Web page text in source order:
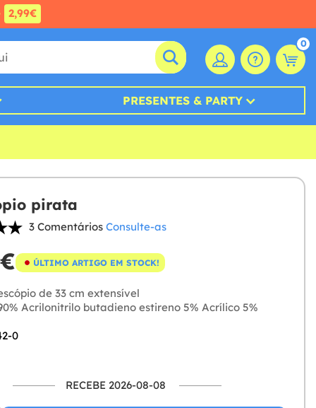
2,99€
0
PRESENTES & PARTY
pirata
3 Comentários Consulte-as
ÚLTIMO ARTIGO EM STOCK!
de 33 cm extensível
Acrilonitrilo butadieno estireno 5% Acrílico 5%
0
RECEBE 2026-08-08